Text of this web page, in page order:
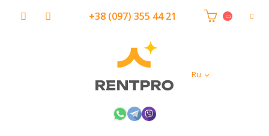
Ru
+38 (097) 355 44 21